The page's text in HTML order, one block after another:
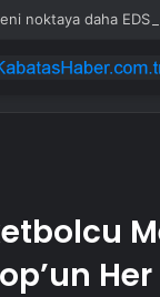
noktaya daha EDS